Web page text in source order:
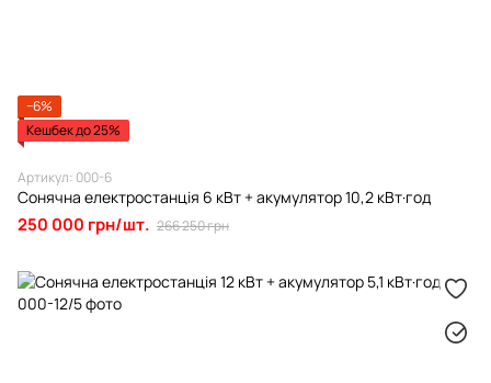
−6%
Кешбек до 25%
Артикул: 000-6
Сонячна електростанція 6 кВт + акумулятор 10,2 кВт·год
250 000 грн/шт. 266 250 грн